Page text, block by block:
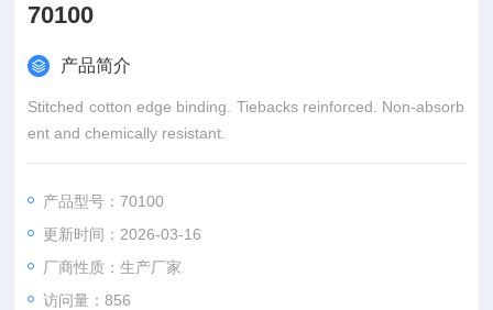
70100
产品简介
Stitched cotton edge binding. Tiebacks reinforced. Non-absorb
ent and chemically resistant.
产品型号：70100
更新时间：2026-03-16
厂商性质：生产厂家
访问量：856